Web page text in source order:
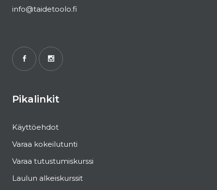
info@taidetoolo.fi
Pikalinkit
Käyttöehdot
Varaa kokeilutunti
Varaa tutustumiskurssi
Laulun alkeiskurssit